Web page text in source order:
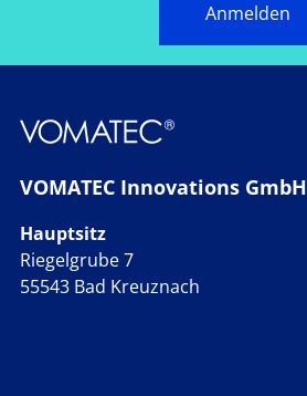
Anmelden
VOMATEC Innovations GmbH
Hauptsitz
Riegelgrube 7
55543 Bad Kreuznach